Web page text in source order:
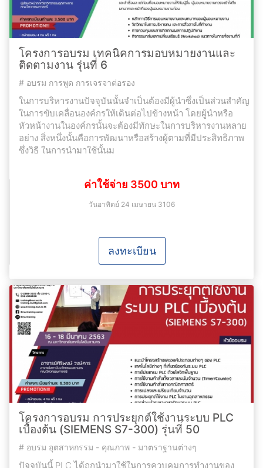
โครงการอบรม เทคนิคการมอบหมายงานและ
ติดตามงาน รุ่นที่ 6
# อบรม การพูด การเจรจาต่อรอง
ในการบริหารงานปัจจุบันนั้นจำเป็นต้องมีผู้นำซึ่งเป็นส่วนสำคัญ
ในการขับเคลื่อนองค์กรให้เดินต่อไปข้างหน้า โดยผู้นำหรือ
หัวหน้างานในองค์กรนั้นจะต้องมีทักษะในการบริหารงานหลาย
อย่าง สิ่งหนึ่งนั้นคือการพัฒนาหรือสร้างผู้ตามที่มีประสิทธิภาพ
ซึ่งวิธี ในการนำมาใช้นั้นม
ค่าใช้จ่าย 3500 บาท
วันอาทิตย์ 24 เมษายน 3106
ลงทะเบียน
โครงการอบรม การประยุกต์ใช้งานระบบ PLC
เบื้องต้น (SIEMENS S7-300) รุ่นที่ 50
# อบรม อุตสาหกรรม - คุณภาพ - มาตราฐานต่างๆ
ปัจจุบันนี้ PLC ได้ถูกนํามาใช้ในการควบคุมการทํางานของ